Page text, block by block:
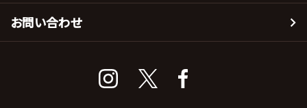
お問い合わせ